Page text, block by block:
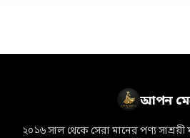
✨
👗
💐
আপন
২০১৬ সাল থেকে সেরা মানের পণ্য